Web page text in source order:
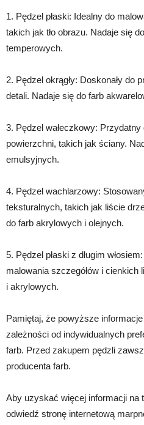
1. Pędzel płaski: Idealny do
takich jak tło obrazu. Nadaje się
temperowych.
2. Pędzel okrągły: Doskonały do
detali. Nadaje się do farb
3. Pędzel wałeczkowy:
powierzchni, takich jak ściany.
emulsyjnych.
4. Pędzel wachlarzowy:
teksturalnych, takich jak liście
do farb akrylowych i olejnych.
5. Pędzel płaski z długim
malowania szczegółów i cienkich
i akrylowych.
Pamiętaj, że powyższe
zależności od indywidualnych
farb. Przed zakupem pędzli
producenta farb.
Aby uzyskać więcej informacji na
odwiedź stronę internetową